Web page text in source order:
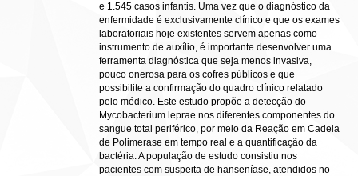
e 1.545 casos infantis. Uma vez que o diagnóstico da
enfermidade é exclusivamente clínico e que os exames
laboratoriais hoje existentes servem apenas como
instrumento de auxílio, é importante desenvolver uma
ferramenta diagnóstica que seja menos invasiva,
pouco onerosa para os cofres públicos e que
possibilite a confirmação do quadro clínico relatado
pelo médico. Este estudo propõe a detecção do
Mycobacterium leprae nos diferentes componentes do
sangue total periférico, por meio da Reação em Cadeia
de Polimerase em tempo real e a quantificação da
bactéria. A população de estudo consistiu nos
pacientes com suspeita de hanseníase, atendidos no